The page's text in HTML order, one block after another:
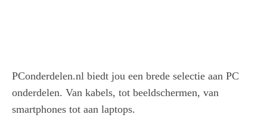
PConderdelen.nl biedt jou een brede selectie aan PC
onderdelen. Van kabels, tot beeldschermen, van
smartphones tot aan laptops.